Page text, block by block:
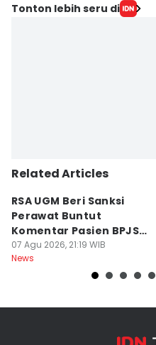
Tonton lebih seru di
Related Articles
RSA UGM Beri Sanksi
Perawat Buntut
Komentar Pasien BPJS
di Medsos
07 Agu 2026, 21:19 WIB
News